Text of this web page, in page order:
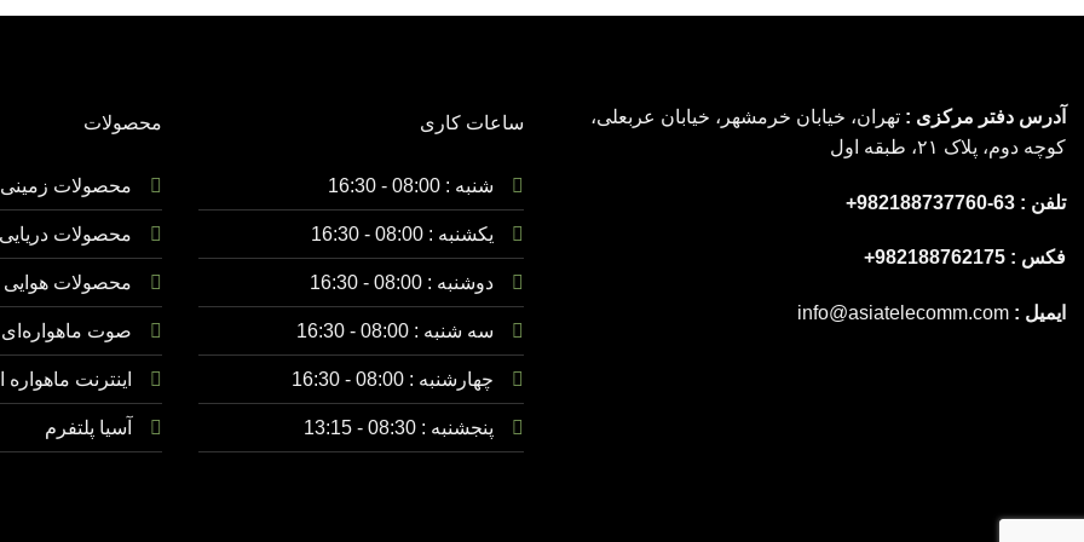
آدرس دفتر مرکزی : تهران، خیابان خرمشهر، خیابان عربعلی،
کوچه دوم، پلاک ۲۱، طبقه اول
تلفن : 63-982188737760+
فکس : 982188762175+
ایمیل : info@asiatelecomm.com
ساعات کاری
شنبه : 08:00 - 16:30
یکشنبه : 08:00 - 16:30
دوشنبه : 08:00 - 16:30
سه شنبه : 08:00 - 16:30
چهارشنبه : 08:00 - 16:30
پنجشنبه : 08:30 - 13:15
محصولات
محصولات زمینی
محصولات دریایی
محصولات هوایی
صوت ماهواره‌ای
اینترنت ماهواره
آسیا پلتفرم